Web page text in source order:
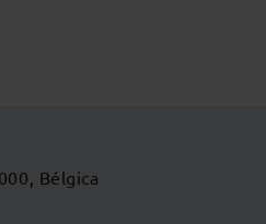
Bélgica